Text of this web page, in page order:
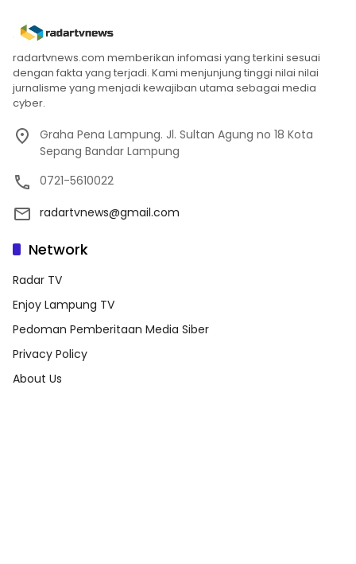
radartvnews.com memberikan infomasi yang terkini sesuai
dengan fakta yang terjadi. Kami menjunjung tinggi nilai nilai
jurnalisme yang menjadi kewajiban utama sebagai media
cyber.
Graha Pena Lampung. Jl. Sultan Agung no 18 Kota
Sepang Bandar Lampung
0721-5610022
radartvnews@gmail.com
Network
Radar TV
Enjoy Lampung TV
Pedoman Pemberitaan Media Siber
Privacy Policy
About Us